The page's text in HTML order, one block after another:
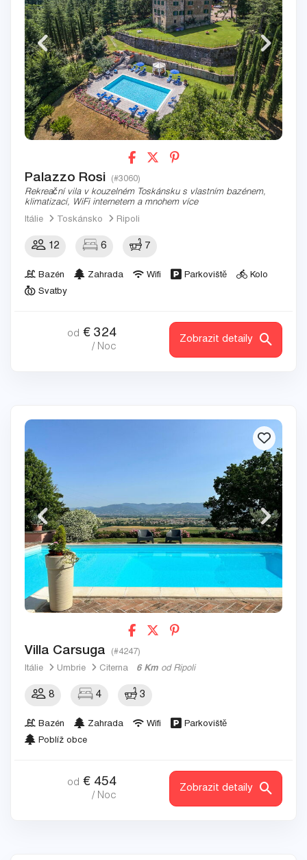
Palazzo Rosi (#3060)
Rekreační vila v kouzelném Toskánsku s vlastním bazénem, ​​
klimatizací, WiFi internetem a mnohem více
Itálie
Toskánsko Ripoli
12 6 7
Bazén Zahrada Wifi Parkoviště
Kolo
Svatby
od € 324
/ Noc
Zobrazit detaily
Villa Carsuga (#4247)
Itálie Umbrie Citerna 6 Km od Ripoli
8 4 3
Bazén Zahrada Wifi
Parkoviště
Poblíž obce
od € 454
/ Noc
Zobrazit detaily